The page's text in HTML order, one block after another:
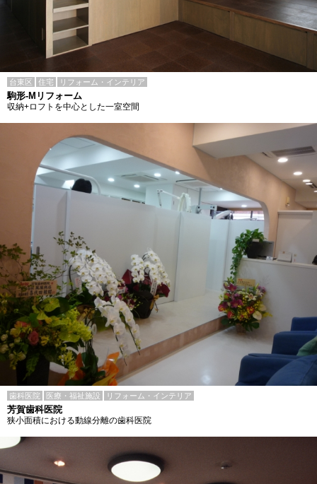
台東区 住宅 リフォーム・インテリア
駒形-Mリフォーム
収納+ロフトを中心とした一室空間
歯科医院 医療・福祉施設 リフォーム・インテリア
芳賀歯科医院
狭小面積における動線分離の歯科医院